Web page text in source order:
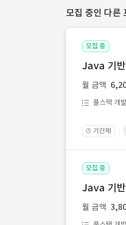
모집 중인 다른
모집 중
Java 기반
월 금액
풀스택 개
🕒 기간제
모집 중
Java 기
월 금액